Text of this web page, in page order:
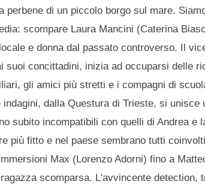
di un piccolo borgo sul mare.
scompare Laura Mancini (Caterina
e donna dal passato controverso. Il
concittadini, inizia ad occuparsi delle
gli amici più stretti e i compagni di
dalla Questura di Trieste, si unisce
subito incompatibili con quelli di Andrea e
più fitto e nel paese sembrano tutti
Max (Lorenzo Adorni) fino a
scomparsa. L'avvincente detection,